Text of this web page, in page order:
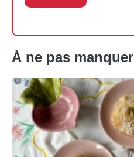
À ne pas manquer